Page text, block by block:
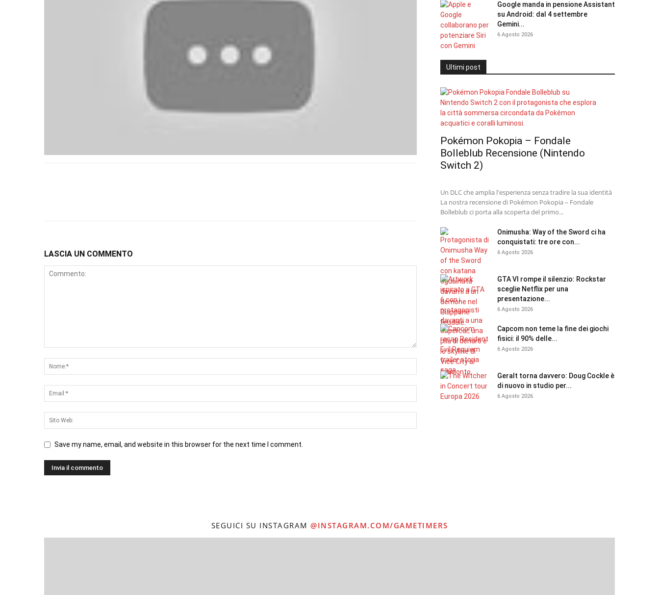
LASCIA UN COMMENTO
Save my name, email, and website in this browser for the next time I comment.
Google manda in pensione Assistant
su Android: dal 4 settembre
Gemini...
6 Agosto 2026
Ultimi post
Pokémon Pokopia – Fondale
Bolleblub Recensione (Nintendo
Switch 2)
Un DLC che amplia l'esperienza senza tradire la sua identità
La nostra recensione di Pokémon Pokopia – Fondale
Bolleblub ci porta alla scoperta del primo...
Onimusha: Way of the Sword ci ha
conquistati: tre ore con...
6 Agosto 2026
GTA VI rompe il silenzio: Rockstar
sceglie Netflix per una
presentazione...
6 Agosto 2026
Capcom non teme la fine dei giochi
fisici: il 90% delle...
6 Agosto 2026
Geralt torna davvero: Doug Cockle è
di nuovo in studio per...
6 Agosto 2026
SEGUICI SU INSTAGRAM @INSTAGRAM.COM/GAMETIMERS